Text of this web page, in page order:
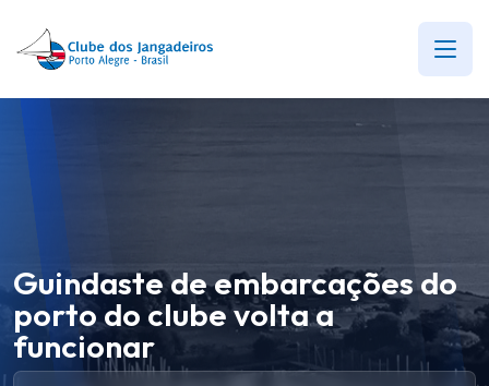
Guindaste de embarcações do
porto do clube volta a
funcionar